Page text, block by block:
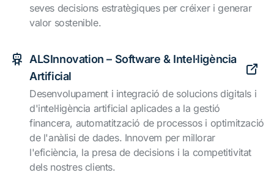
seves decisions estratègiques per créixer i generar
valor sostenible.
ALSInnovation – Software & Intel·ligència
Artificial
Desenvolupament i integració de solucions digitals i
d'intel·ligència artificial aplicades a la gestió
financera, automatització de processos i optimització
de l'anàlisi de dades. Innovem per millorar
l'eficiència, la presa de decisions i la competitivitat
dels nostres clients.